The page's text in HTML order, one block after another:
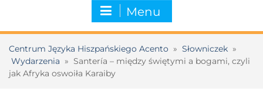
Menu
Centrum Języka Hiszpańskiego Acento » Słowniczek »
Wydarzenia » Santería – między świętymi a bogami, czyli
jak Afryka oswoiła Karaiby